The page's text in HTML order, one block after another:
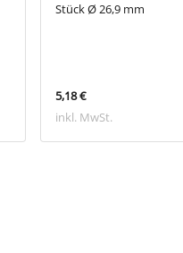
Stück Ø 26,9 mm
5,18 €
inkl. MwSt.